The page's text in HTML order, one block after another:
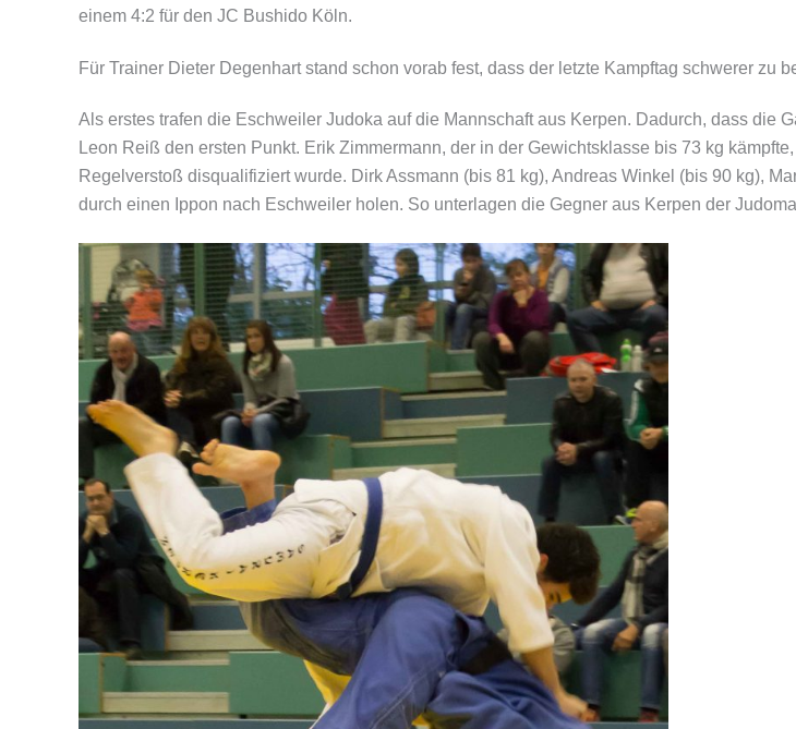
einem 4:2 für den JC Bushido Köln.
Für Trainer Dieter Degenhart stand schon vorab fest, dass der letzte Kampftag schwerer zu
Als erstes trafen die Eschweiler Judoka auf die Mannschaft aus Kerpen. Dadurch, dass die
Leon Reiß den ersten Punkt. Erik Zimmermann, der in der Gewichtsklasse bis 73 kg
Regelverstoß disqualifiziert wurde. Dirk Assmann (bis 81 kg), Andreas Winkel (bis 90 kg),
durch einen Ippon nach Eschweiler holen. So unterlagen die Gegner aus Kerpen der